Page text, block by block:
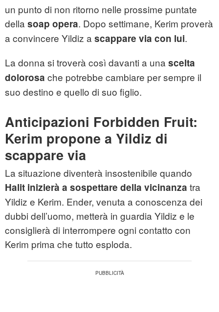
un punto di non ritorno nelle prossime puntate
della soap opera. Dopo settimane, Kerim proverà
a convincere Yildiz a scappare via con lui.
La donna si troverà così davanti a una scelta
dolorosa che potrebbe cambiare per sempre il
suo destino e quello di suo figlio.
Anticipazioni Forbidden Fruit:
Kerim propone a Yildiz di
scappare via
La situazione diventerà insostenibile quando
Halit inizierà a sospettare della vicinanza tra
Yildiz e Kerim. Ender, venuta a conoscenza dei
dubbi dell’uomo, metterà in guardia Yildiz e le
consiglierà di interrompere ogni contatto con
Kerim prima che tutto esploda.